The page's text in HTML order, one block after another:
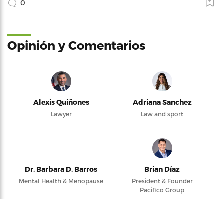
0
Opinión y Comentarios
Alexis Quiñones
Lawyer
Adriana Sanchez
Law and sport
Dr. Barbara D. Barros
Mental Health & Menopause
Brian Díaz
President & Founder
Pacifico Group